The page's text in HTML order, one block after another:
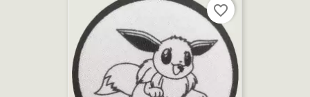
favorite_border